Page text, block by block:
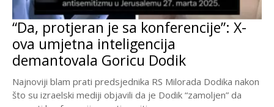
“Da, protjeran je sa konferencije”: X-
ova umjetna inteligencija
demantovala Goricu Dodik
Najnoviji blam prati predsjednika RS Milorada Dodika nakon
što su izraelski mediji objavili da je Dodik “zamoljen” da